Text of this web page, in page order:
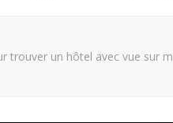
trouver un hôtel avec vue sur